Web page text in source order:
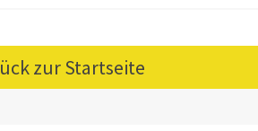
zur Startseite